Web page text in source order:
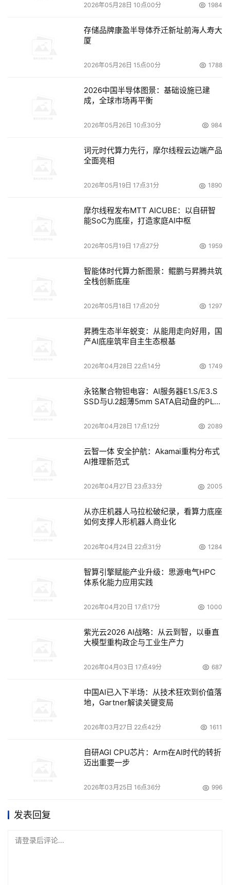
2026年05月28日 10点00分 1984
存储品牌康盈半导体乔迁新址前海人寿大
厦
2026年05月26日 15点00分 1788
2026中国半导体图景：基础设施已建
成，全球市场再平衡
2026年05月26日 10点30分 984
词元时代算力先行，摩尔线程云边端产品
全面亮相
2026年05月19日 17点31分 1890
摩尔线程发布MTT AICUBE：以自研智
能SoC为底座，打造家庭AI中枢
2026年05月19日 17点27分 1959
智能体时代算力新图景：鲲鹏与昇腾共筑
全栈创新底座
2026年05月18日 17点20分 1297
昇腾生态半年蜕变：从能用走向好用，国
产AI底座筑牢自主生态根基
2026年04月28日 22点14分 1749
永铭聚合物钽电容：AI服务器E1.S/E3.S
SSD与U.2超薄5mm SATA启动盘的PLP
2026年04月28日 17点12分 2089
云智一体 安全护航：Akamai重构分布式
AI推理新范式
2026年04月27日 23点33分 2005
从亦庄机器人马拉松破纪录，看算力底座
如何支撑人形机器人商业化
2026年04月24日 22点31分 1284
智算引擎赋能产业升级：思源电气HPC
体系化能力应用实践
2026年04月20日 17点17分 1000
紫光云2026 AI战略：从云到智，以垂直
大模型重构政企与工业生产力
2026年04月03日 17点49分 687
中国AI已入下半场：从技术狂欢到价值落
地，Gartner解读关键变局
2026年03月27日 22点42分 1611
自研AGI CPU芯片：Arm在AI时代的转折
迈出重要一步
2026年03月25日 16点36分 996
发表回复
请登录后评论...